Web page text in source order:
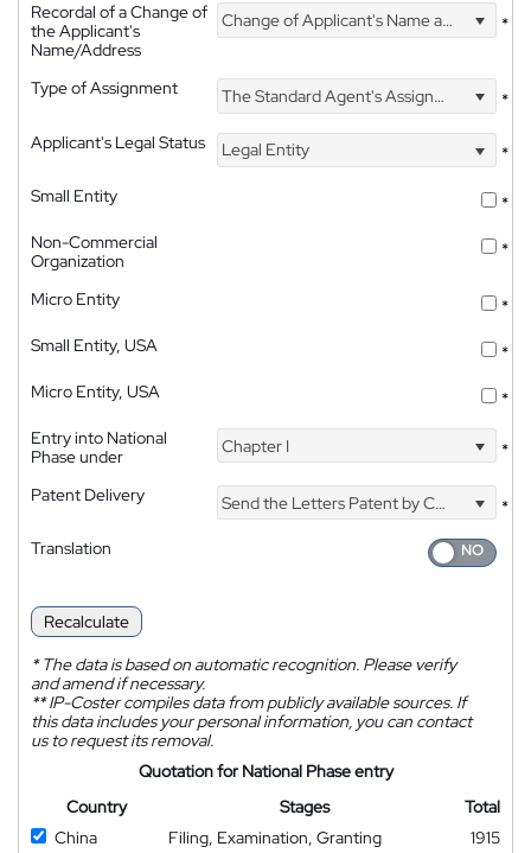
Recordal of a Change of
the Applicant's
Name/Address
Change of Applicant's Name and Address *
Type of Assignment The Standard Agent's Assignment
*
Applicant's Legal Status
Legal Entity
*
Small Entity
*
Non-Commercial
Organization
*
Micro Entity
*
Small Entity, USA
*
Micro Entity, USA
*
Entry into National
Phase under
Chapter I *
Patent Delivery Send the Letters Patent by Courier
*
Translation
Recalculate
*The data is based on automatic recognition. Please verify
and amend if necessary.
**IP-Coster compiles data from publicly available sources. If
this data includes your personal information, you can contact
us to request its removal.
Quotation for National Phase entry
Country
Stages
Total
China
Filing, Examination, Granting 1915